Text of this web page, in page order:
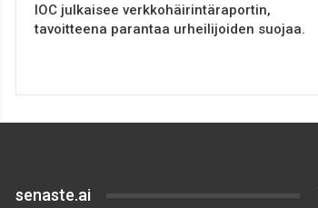
IOC julkaisee verkkohäirintäraportin,
tavoitteena parantaa urheilijoiden suojaa.
senaste.ai